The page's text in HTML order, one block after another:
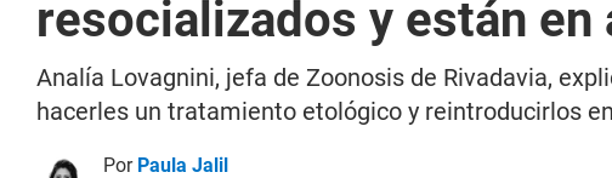
resocializados y están en
Analía Lovagnini, jefa de Zoonosis de Rivadavia,
hacerles un tratamiento etológico y reintroducirlos
Por Paula Jalil